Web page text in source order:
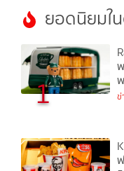
ยอดนิยมใ
1
พร
ข่